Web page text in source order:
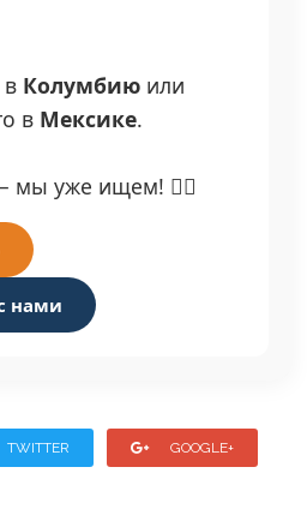
Колумбию или
в Мексике.
мы уже ищем! 🕵️‍♂️
нами
TWITTER GOOGLE+